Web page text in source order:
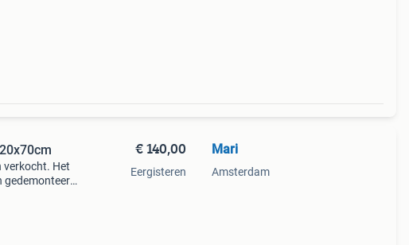
verkocht. Het
gedemonteerd
€ 140,00
Eergisteren
Mari
Amsterdam